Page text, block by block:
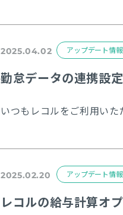
2025.04.02 アップデート情報
勤怠データの連携設
2025.02.20 アップデート情報
レコルの給与計算オ